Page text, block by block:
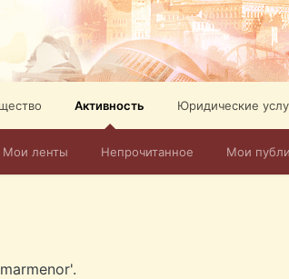
Активность
Мои ленты Непрочитанное Мои
Юридические